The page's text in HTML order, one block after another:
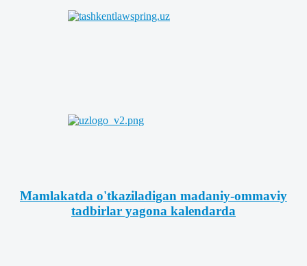
Mamlakatda o'tkaziladigan madaniy-ommaviy
tadbirlar yagona kalendarda